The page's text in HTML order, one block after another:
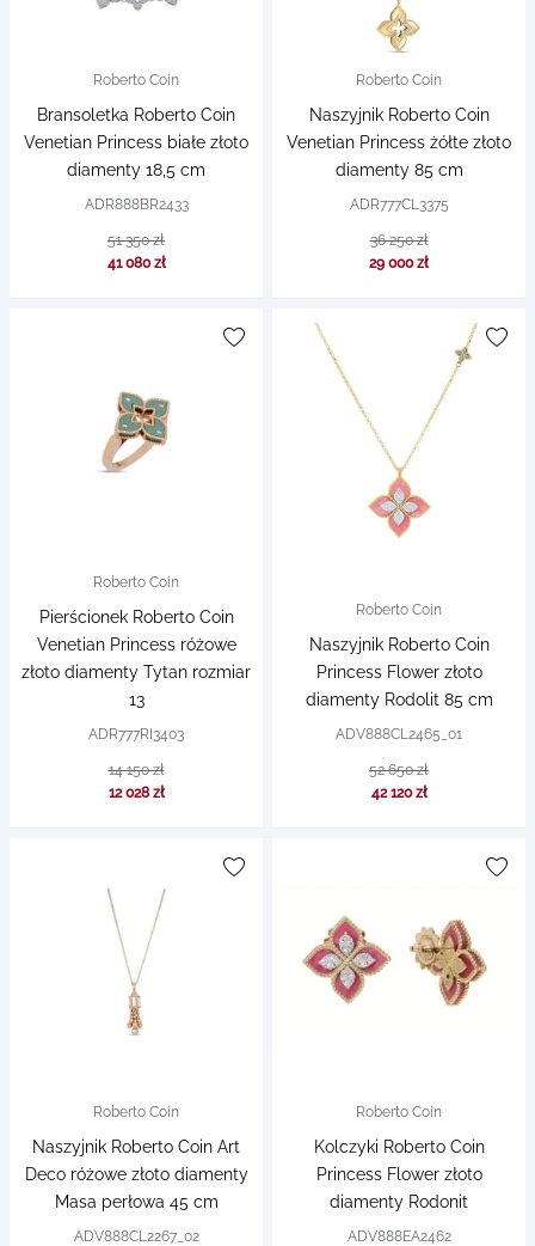
Roberto Coin
Bransoletka Roberto Coin
Venetian Princess białe złoto
diamenty 18,5 cm
ADR888BR2433
51 350 zł
41 080 zł
Roberto Coin
Naszyjnik Roberto Coin
Venetian Princess żółte złoto
diamenty 85 cm
ADR777CL3375
36 250 zł
29 000 zł
Roberto Coin
Pierścionek Roberto Coin
Venetian Princess różowe
złoto diamenty Tytan rozmiar
13
ADR777RI3403
14 150 zł
12 028 zł
Roberto Coin
Naszyjnik Roberto Coin
Princess Flower złoto
diamenty Rodolit 85 cm
ADV888CL2465_01
52 650 zł
42 120 zł
Roberto Coin
Naszyjnik Roberto Coin Art
Deco różowe złoto diamenty
Masa perłowa 45 cm
ADV888CL2267_02
Roberto Coin
Kolczyki Roberto Coin
Princess Flower złoto
diamenty Rodonit
ADV888EA2462